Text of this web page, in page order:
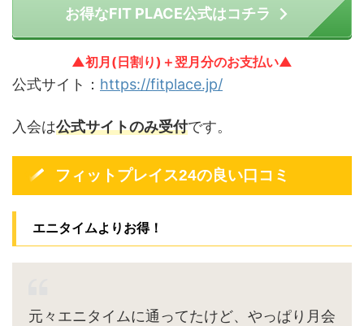
お得なFIT PLACE公式はコチラ
▲初月(日割り)＋翌月分のお支払い▲
公式サイト： https://fitplace.jp/
入会は公式サイトのみ受付です。
フィットプレイス24の良い口コミ
エニタイムよりお得！
元々エニタイムに通ってたけど、やっぱり月会